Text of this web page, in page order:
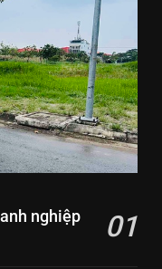
nghiệp 01